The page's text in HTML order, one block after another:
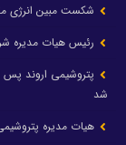
شکست مبین انرژی
رئیس هیات مدیره
شد
هیات مدیره